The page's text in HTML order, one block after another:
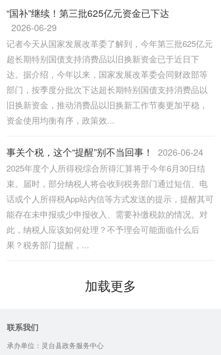
“国补”继续！第三批625亿元资金已下达
2026-06-29
记者今天从国家发展改革委了解到，今年第三批625亿元
超长期特别国债支持消费品以旧换新资金已于近日下
达。据介绍，今年以来，国家发展改革委会同财政部等
部门，按季度分批次下达超长期特别国债支持消费品以
旧换新资金，推动消费品以旧换新工作节奏更加平稳，
资金使用均衡有序，政策效...
事关个税，这个“提醒”别不当回事！ 2026-06-24
2025年度个人所得税综合所得汇算将于今年6月30日结
束。届时，部分纳税人将会收到税务部门通过短信、电
话或个人所得税App站内信等方式发送的提示，提醒其可
能存在未申报或少申报收入、需要补缴税款的情况。对
此，纳税人应该如何处理？不予理会可能面临什么后
果？税务部门提醒，...
加载更多
联系我们
承办单位：灵台县政务服务中心